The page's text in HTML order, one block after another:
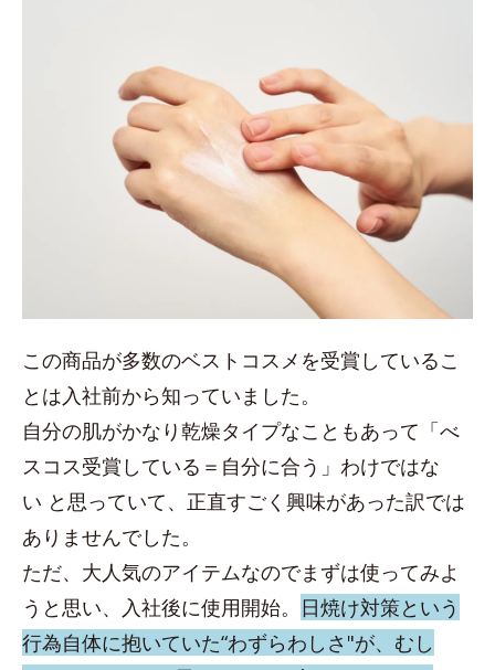
この商品が多数のベストコスメを受賞しているこ
とは入社前から知っていました。
自分の肌がかなり乾燥タイプなこともあって「べ
スコス受賞している＝自分に合う」わけではな
い と思っていて、正直すごく興味があった訳では
ありませんでした。
ただ、大人気のアイテムなのでまずは使ってみよ
うと思い、入社後に使用開始。 日焼け対策という
行為自体に抱いていた“わずらわしさ"が、むし